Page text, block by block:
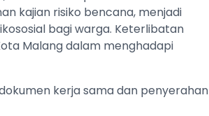
kajian risiko bencana, menjadi
bagi warga. Keterlibatan
Malang dalam menghadapi
kerja sama dan penyerahan